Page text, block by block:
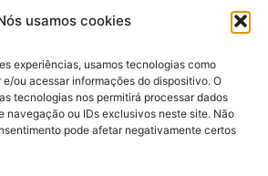
usamos cookies
experiências, usamos tecnologias como
ou acessar informações do dispositivo. O
tecnologias nos permitirá processar dados
navegação ou IDs exclusivos neste site. Não
pode afetar negativamente certos